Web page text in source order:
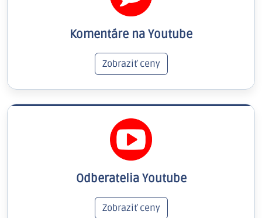
Komentáre na Youtube
Zobraziť ceny
Odberatelia Youtube
Zobraziť ceny